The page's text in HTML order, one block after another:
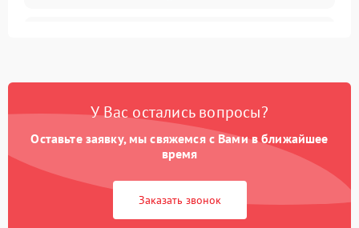
У Вас остались вопросы?
Оставьте заявку, мы свяжемся с Вами в ближайшее
время
Заказать звонок